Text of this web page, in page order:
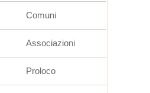
Comuni
Associazioni
Proloco